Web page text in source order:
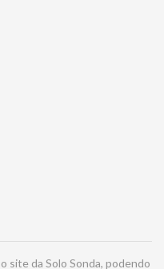
site da Solo Sonda, podendo